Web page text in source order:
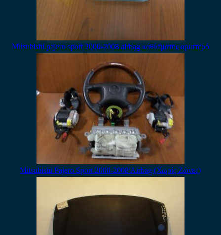
Mitsubishi pajero sport 2000-2008 airbag καθίσματος αριστερό
Mitsubishi Pajero Sport 2000-2008 Airbag (Χωρίς Ζώνες)